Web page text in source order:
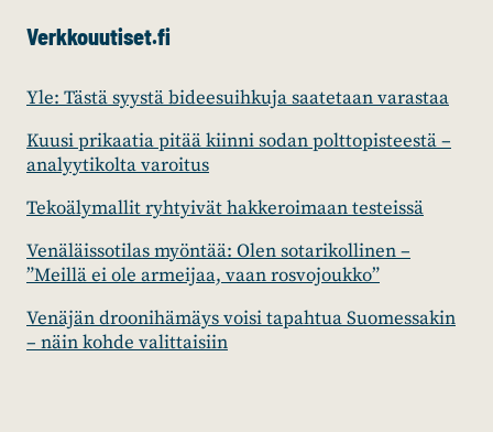
Verkkouutiset.fi
Yle: Tästä syystä bideesuihkuja saatetaan varastaa
Kuusi prikaatia pitää kiinni sodan polttopisteestä –
analyytikolta varoitus
Tekoälymallit ryhtyivät hakkeroimaan testeissä
Venäläissotilas myöntää: Olen sotarikollinen –
”Meillä ei ole armeijaa, vaan rosvojoukko”
Venäjän droonihämäys voisi tapahtua Suomessakin
– näin kohde valittaisiin